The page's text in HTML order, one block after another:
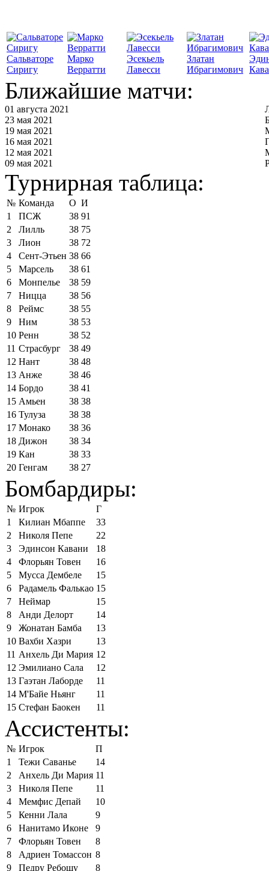
Сальваторе
Сиригу
Марко
Верратти
Эсекьель
Лавесси
Златан
Ибрагимович
Ближайшие матчи:
01 августа 2021
23 мая 2021
19 мая 2021
16 мая 2021
12 мая 2021
09 мая 2021
Турнирная таблица:
№ Команда О И
1
ПСЖ 38 91
2
Лилль 38 75
3
Лион 38 72
4
Сент-Этьен 38 66
5
Марсель 38 61
6
Монпелье 38 59
7
Ницца 38 56
8
Реймс 38 55
9
Ним 38 53
10 Ренн 38 52
11 Страсбург 38 49
12 Нант 38 48
13 Анже 38 46
14 Бордо 38 41
15 Амьен 38 38
16 Тулуза 38 38
17 Монако 38 36
18 Дижон 38 34
19 Кан 38 33
20 Генгам 38 27
Бомбардиры:
№ Игрок
Г
1
Килиан Мбаппе
33
2
Николя Пепе
22
3
Эдинсон Кавани
18
4
Флорьян Товен
16
5
Мусса Дембеле
15
6
Радамель Фалькао 15
7
Неймар
15
8
Анди Делорт
14
9
Жонатан Бамба
13
10 Вахби Хазри
13
11 Анхель Ди Мария 12
12 Эмилиано Сала
12
13 Гаэтан Лаборде
11
14 М'Байе Ньянг
11
15 Стефан Баокен 11
Ассистенты:
№ Игрок
П
1
Тежи Саванье
14
2
Анхель Ди Мария 11
3
Николя Пепе
11
4
Мемфис Депай
10
5
Кенни Лала
9
6
Нанитамо Иконе
9
7
Флорьян Товен
8
8
Адриен Томассон 8
9
Педру Ребошу 8